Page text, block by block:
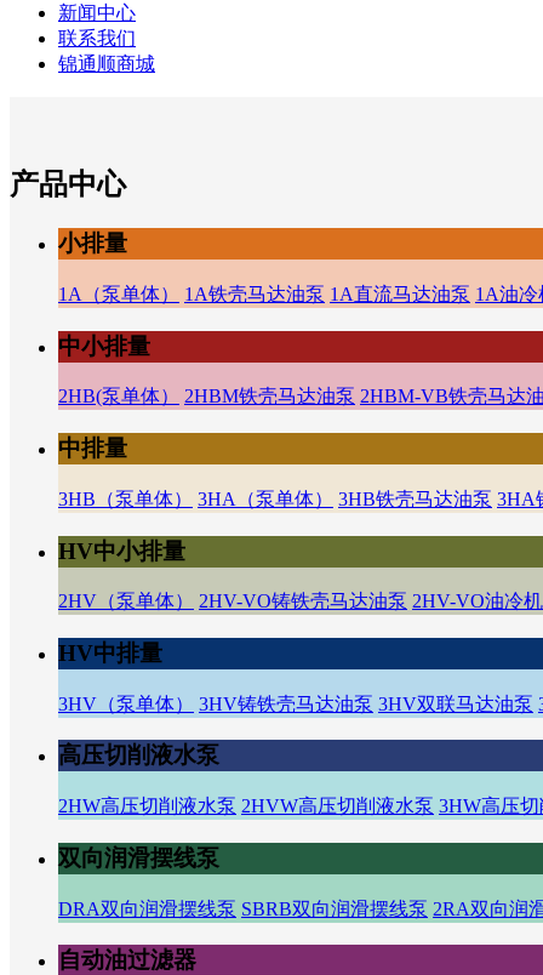
新闻中心
联系我们
锦通顺商城
产品中心
小排量
1A（泵单体） 1A铁壳马达油泵 1A直流马达油泵 1A油
中小排量
2HB(泵单体） 2HBM铁壳马达油泵 2HBM-VB铁壳马达
中排量
3HB（泵单体） 3HA（泵单体） 3HB铁壳马达油泵 3HA
HV中小排量
2HV（泵单体） 2HV-VO铸铁壳马达油泵 2HV-VO油冷
HV中排量
3HV（泵单体） 3HV铸铁壳马达油泵 3HV双联马达油泵
高压切削液水泵
2HW高压切削液水泵 2HVW高压切削液水泵 3HW高压
双向润滑摆线泵
DRA双向润滑摆线泵 SBRB双向润滑摆线泵 2RA双向润
自动油过滤器